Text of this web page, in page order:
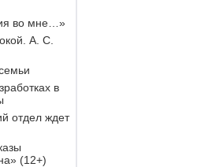
во мне…»
А. С.
в
отдел ждет
(12+)